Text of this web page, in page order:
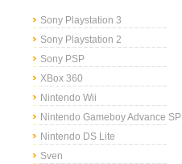
Sony Playstation 3
Sony Playstation 2
Sony PSP
XBox 360
Nintendo Wii
Nintendo Gameboy Advance SP
Nintendo DS Lite
Sven